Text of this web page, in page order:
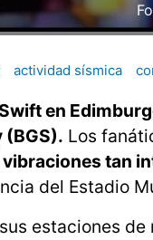
actividad sísmica
en
(BGS). Los
tan
del Estadio
estaciones